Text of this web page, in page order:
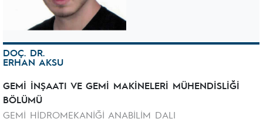
DOÇ. DR.
ERHAN AKSU
GEMİ İNŞAATI VE GEMİ MAKİNELERİ MÜHENDİSLİĞİ
BÖLÜMÜ
GEMİ HİDROMEKANİĞİ ANABİLİM DALI